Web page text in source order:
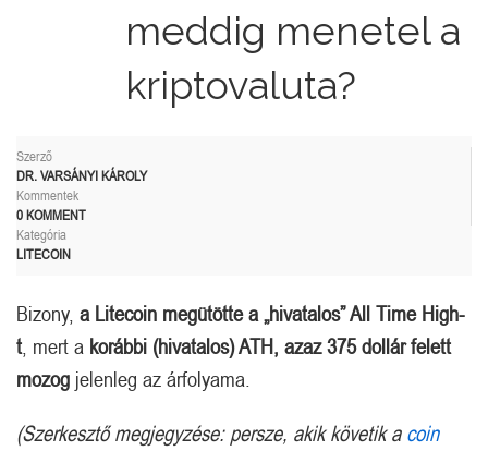
meddig menetel a
kriptovaluta?
Szerző
DR. VARSÁNYI KÁROLY
Kommentek
0 KOMMENT
Kategória
LITECOIN
Bizony, a Litecoin megütötte a „hivatalos” All Time High-
t , mert a korábbi (hivatalos) ATH, azaz 375 dollár felett
mozog jelenleg az árfolyama.
(Szerkesztő megjegyzése: persze, akik követik a coin